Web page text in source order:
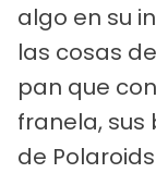
algo en su
las cosas
pan que
franela,
de